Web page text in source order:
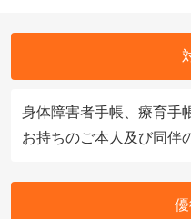
身体障害者手帳、療育手
お持ちのご本人及び同伴